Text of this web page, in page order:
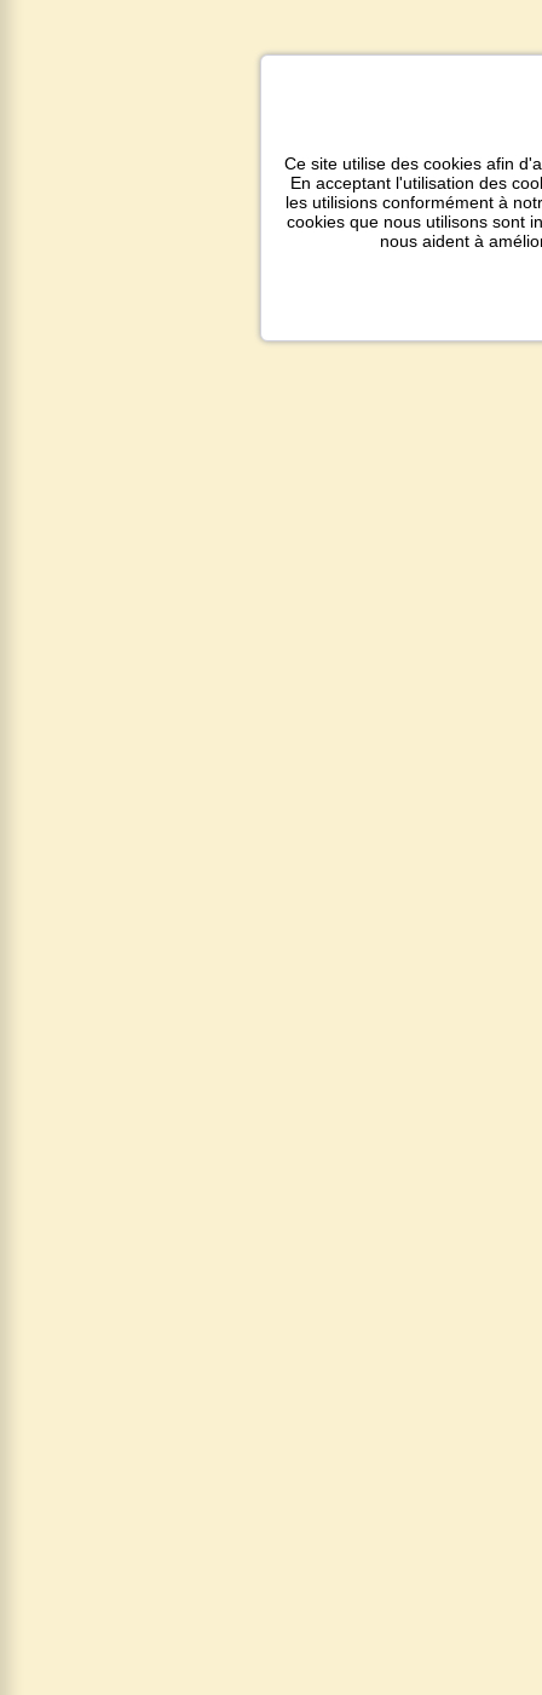
Ce site utilise des cookies afin
En acceptant l'utilisation des
les utilisions conformément à
cookies que nous utilisons sont
nous aident à